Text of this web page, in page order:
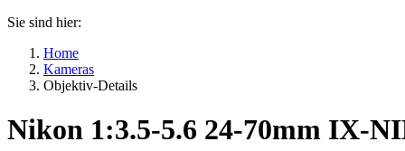
Sie sind hier:
Home
Kameras
Objektiv-Details
Nikon 1:3.5-5.6 24-70mm IX-